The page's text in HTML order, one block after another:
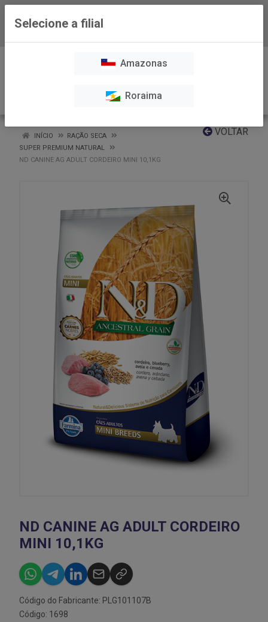
VOLTAR
INÍCIO
RAÇÃO SECA
SUPER PREMIUM NATURAL
ND CANINE AG ADULT CORDEIRO MINI 10,1KG
ND CANINE AG ADULT CORDEIRO
MINI 10,1KG
Código do Fabricante: PLG101107B
Código: 1698
Selecione a filial
Amazonas
Roraima